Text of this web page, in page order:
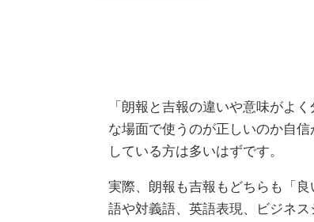
「朗報と吉報の違いや意味がよ
な場面で使うのが正しいのか自
している方は多いはずです。
実際、朗報も吉報もどちらも「
語や対義語、英語表現、ビジネ